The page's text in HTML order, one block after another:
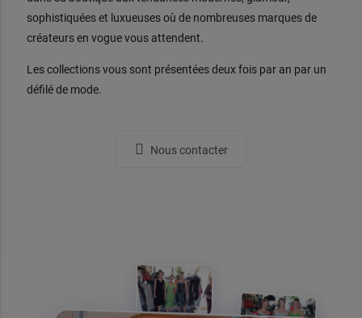
sophistiquées et luxueuses où de nombreuses marques de
créateurs en vogue vous attendent.
Les collections vous sont présentées deux fois par an par un
défilé de mode.
Nous contacter